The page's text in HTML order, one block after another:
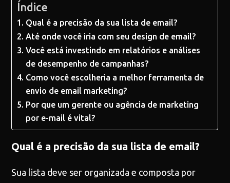
Índice
Qual é a precisão da sua lista de email?
Até onde você iria com seu design de email?
Você está investindo em relatórios e análises
de desempenho de campanhas?
Como você escolheria a melhor ferramenta de
envio de email marketing?
Por que um gerente ou agência de marketing
por e-mail é vital?
Qual é a precisão da sua lista de email?
Sua lista deve ser organizada e composta por